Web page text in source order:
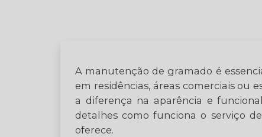
A manutenção de gramado é
em residências, áreas comerciais ou
a diferença na aparência e
detalhes como funciona o serviço
oferece.